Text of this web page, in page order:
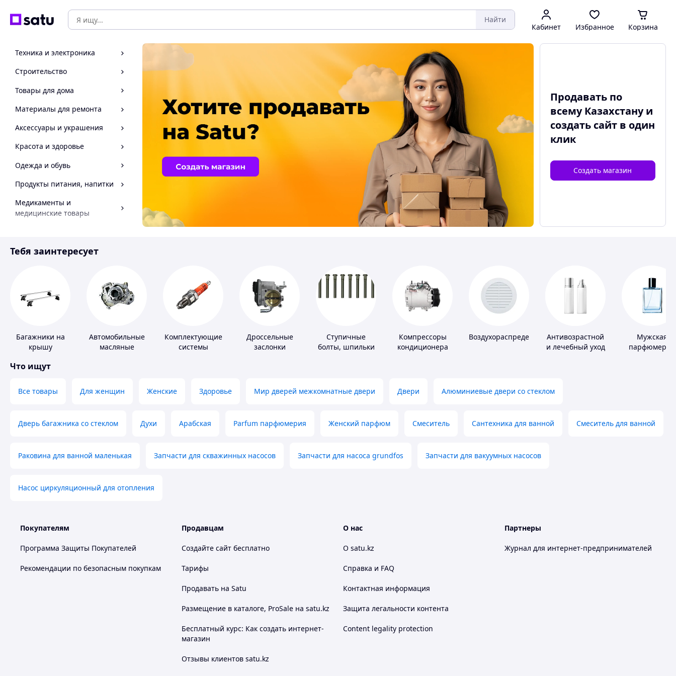
Найти
Кабинет Избранное Корзина
Техника и электроника
Строительство
Товары для дома
Материалы для ремонта
Аксессуары и украшения
Красота и здоровье
Одежда и обувь
Продукты питания, напитки
Медикаменты и
медицинские товары
Инструмент
Продавать по
всему Казахстану и
создать сайтв один
клик
Создать магазин
Тебя заинтересует
Багажники на
крышу
Автомобильные
масляные
Комплектующие
системы
Дроссельные
заслонки
Ступичные
болты, шпильки
Компрессоры
кондиционера
ВоздухораспределителиАнтивозрастной
и лечебный уход
Мужская
парфюмерия
Что ищут
Все товары Для женщин Женские Здоровье Мир дверей межкомнатные двери Двери Алюминиевые двери со стеклом
Дверь багажника со стеклом Духи Арабская Parfum парфюмерия Женский парфюм Смеситель Сантехника для ванной Смеситель для ванной
Раковина для ванной маленькая Запчасти для скважинных насосов Запчасти для насоса grundfos Запчасти для вакуумных насосов
Насос циркуляционный для отопления
Покупателям
Программа Защиты Покупателей
Рекомендации по безопасным покупкам
Продавцам
Создайте сайт бесплатно
Тарифы
Продавать на Satu
Размещение в каталоге, ProSale на satu.kz
Бесплатный курс: Как создать интернет-
магазин
Отзывы клиентов satu.kz
О нас
О satu.kz
Справка и FAQ
Контактная информация
Защита легальности контента
Content legality protection
Партнеры
Журнал для интернет-предпринимателей